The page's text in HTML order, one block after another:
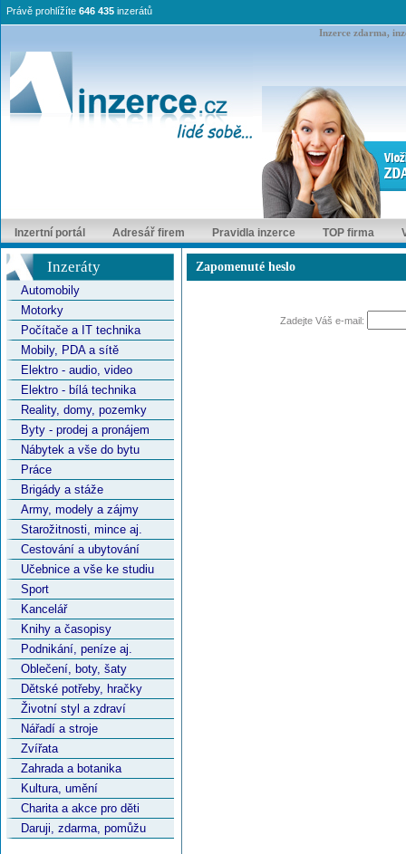
Inzerce zdarma,
Právě prohlížíte 646 435 inzerátů
Inzertní portál Adresář firem Pravidla inzerce TOP firma
Inzeráty
Automobily
Motorky
Počítače a IT technika
Mobily, PDA a sítě
Elektro - audio, video
Elektro - bílá technika
Reality, domy, pozemky
Byty - prodej a pronájem
Nábytek a vše do bytu
Práce
Brigády a stáže
Army, modely a zájmy
Starožitnosti, mince aj.
Cestování a ubytování
Učebnice a vše ke studiu
Sport
Kancelář
Knihy a časopisy
Podnikání, peníze aj.
Oblečení, boty, šaty
Dětské potřeby, hračky
Životní styl a zdraví
Nářadí a stroje
Zvířata
Zahrada a botanika
Kultura, umění
Charita a akce pro děti
Daruji, zdarma, pomůžu
Zapomenuté heslo
Zadejte Váš e-mail: